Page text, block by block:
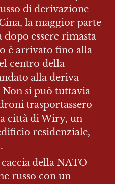
di derivazione
la maggior parte
essere rimasta
è arrivato fino alla
centro della
alla deriva
Non si può tuttavia
trasportassero
città di Wiry, un
residenziale,
della NATO
russo con un